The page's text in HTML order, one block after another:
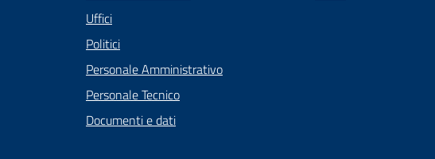
Uffici
Politici
Personale Amministrativo
Personale Tecnico
Documenti e dati